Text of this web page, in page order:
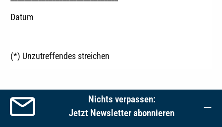
Datum
(*) Unzutreffendes streichen
Nichts verpassen:
Jetzt Newsletter abonnieren